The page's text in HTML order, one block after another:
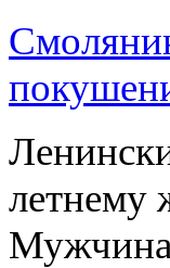
летнему